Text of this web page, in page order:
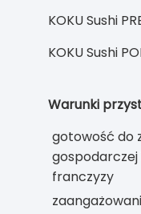
KOKU Sushi
KOKU Sushi
Warunki
gotowość do
franczyzy